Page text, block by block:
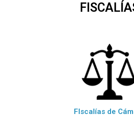
FIscalías de